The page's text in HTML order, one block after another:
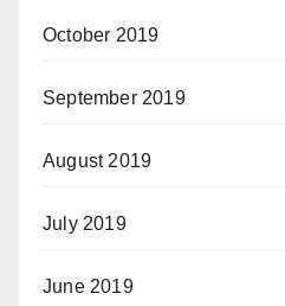
October 2019
September 2019
August 2019
July 2019
June 2019